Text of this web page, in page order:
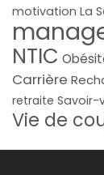
motivation La
NTIC
Carrière
retraite Savoir-
Vie de